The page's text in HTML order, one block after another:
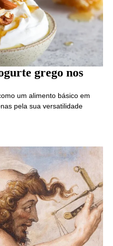
grego nos
um alimento básico em
pela sua versatilidade